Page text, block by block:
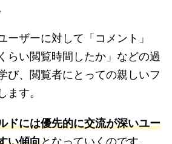
ーザーに対して「コメント」
らい閲覧時間したか」などの過
び、閲覧者にとっての親しいフ
ます。
ドには優先的に交流が深いユー
い傾向となっていくのです。